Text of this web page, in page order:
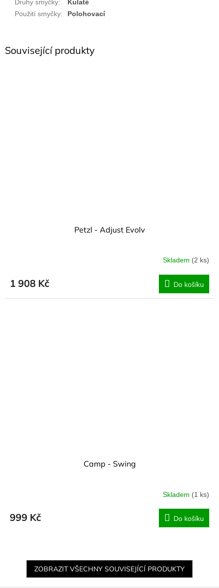
Související produkty
Petzl - Adjust Evolv
Skladem (2 ks)
1 908 Kč Do košíku
Camp - Swing
Skladem (1 ks)
999 Kč Do košíku
ZOBRAZIT VŠECHNY SOUVISEJÍCÍ PRODUKTY
Druhy smyčky:
Kulaté
Použití smyčky: Polohovací